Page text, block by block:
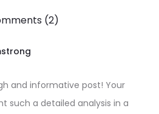
(2)
and informative post! Your
such a detailed analysis in a